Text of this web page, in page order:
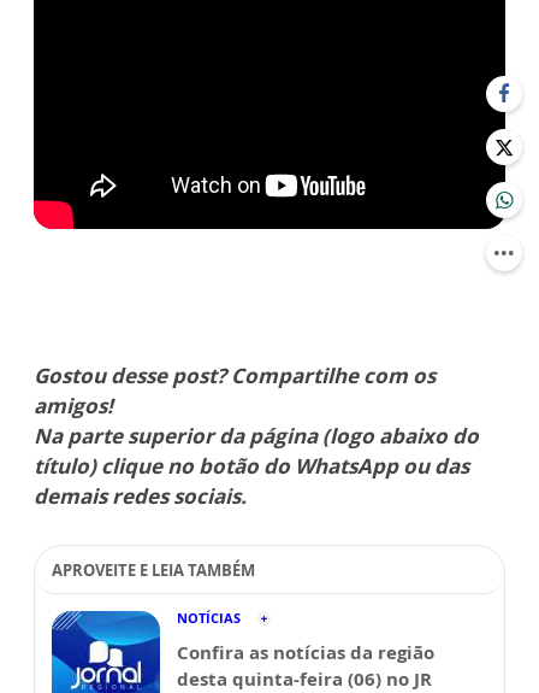
Gostou desse post? Compartilhe com os
amigos!
Na parte superior da página (logo abaixo do
título) clique no botão do WhatsApp ou das
demais redes sociais.
APROVEITE E LEIA TAMBÉM
NOTÍCIAS
Confira as notícias da região
desta quinta-feira (06) no JR